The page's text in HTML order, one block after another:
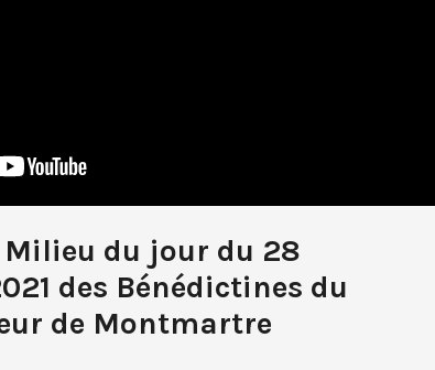
Milieu du jour du 28
des Bénédictines du
de Montmartre